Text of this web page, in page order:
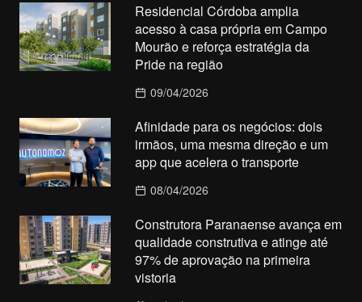
Residencial Córdoba amplia
acesso à casa própria em Campo
Mourão e reforça estratégia da
Pride na região
09/04/2026
Afinidade para os negócios: dois
irmãos, uma mesma direção e um
app que acelera o transporte
08/04/2026
Construtora Paranaense avança em
qualidade construtiva e atinge até
97% de aprovação na primeira
vistoria